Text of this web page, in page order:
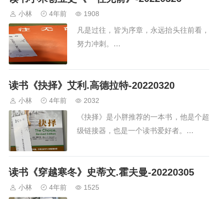
小林 4年前 1908
凡是过往，皆为序章，永远抬头往前看，
努力冲刺。…
读书《抉择》艾利.高德拉特-20220320
小林 4年前 2032
《抉择》是小胖推荐的一本书，他是个超
级链接器，也是一个读书爱好者。…
读书《穿越寒冬》史蒂文.霍夫曼-20220305
小林 4年前 1525